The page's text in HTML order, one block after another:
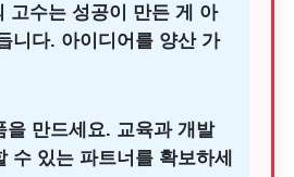
고수는 성공이 만든 게 아
니다. 아이디어를 양산 가
을 만드세요. 교육과 개발
수 있는 파트너를 확보하세